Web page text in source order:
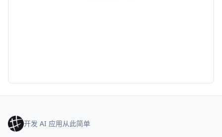
开发 AI 应用从此简单